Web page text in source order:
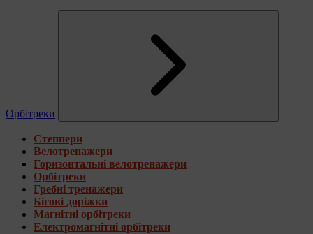
Орбітреки
Степпери
Велотренажери
Горизонтальні велотренажери
Орбітреки
Гребні тренажери
Бігові доріжки
Магнітні орбітреки
Електромагнітні орбітреки